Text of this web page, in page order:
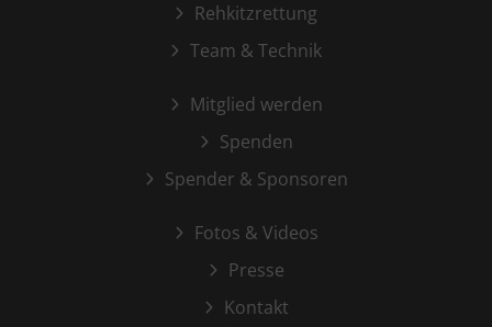
Rehkitzrettung
Team & Technik
Mitglied werden
Spenden
Spender & Sponsoren
Fotos & Videos
Presse
Kontakt